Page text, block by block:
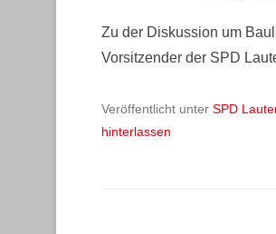
Zu der Diskussion um
Vorsitzender der SPD
Veröffentlicht unter SPD
hinterlassen